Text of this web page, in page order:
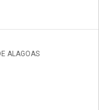
ALAGOAS